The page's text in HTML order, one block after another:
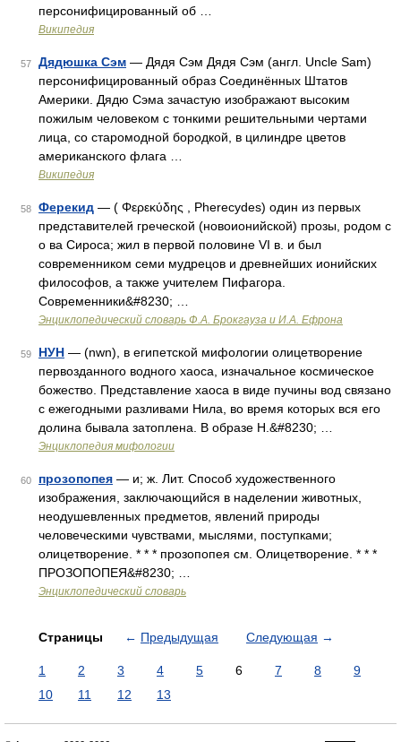
персонифицированный об …
Википедия
57 Дядюшка Сэм — Дядя Сэм Дядя Сэм (англ. Uncle Sam)
персонифицированный образ Соединённых Штатов
Америки. Дядю Сэма зачастую изображают высоким
пожилым человеком с тонкими решительными чертами
лица, со старомодной бородкой, в цилиндре цветов
американского флага …
Википедия
58 Ферекид — ( Φερεκύδης , Pherecydes) один из первых
представителей греческой (новоионийской) прозы, родом с
о ва Сироса; жил в первой половине VI в. и был
современником семи мудрецов и древнейших ионийских
философов, а также учителем Пифагора.
Современники&#8230; …
Энциклопедический словарь Ф.А. Брокгауза и И.А. Ефрона
59 НУН — (nwn), в египетской мифологии олицетворение
первозданного водного хаоса, изначальное космическое
божество. Представление хаоса в виде пучины вод связано
с ежегодными разливами Нила, во время которых вся его
долина бывала затоплена. В образе Н.&#8230; …
Энциклопедия мифологии
60 прозопопея — и; ж. Лит. Способ художественного
изображения, заключающийся в наделении животных,
неодушевленных предметов, явлений природы
человеческими чувствами, мыслями, поступками;
олицетворение. * * * прозопопея см. Олицетворение. * * *
ПРОЗОПОПЕЯ&#8230; …
Энциклопедический словарь
Страницы ← Предыдущая Следующая →
1 2 3 4 5 6 7 8
9
10
11 12 13